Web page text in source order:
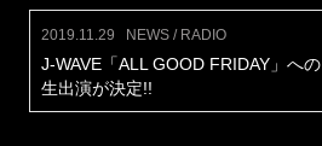
2019.11.29 NEWS / RADIO
J-WAVE「ALL GOOD FRIDAY」への
生出演が決定!!